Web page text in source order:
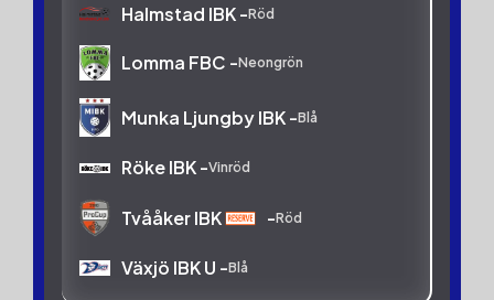
Halmstad IBK -Röd
Lomma FBC -Neongrön
Munka Ljungby IBK -Blå
Röke IBK -Vinröd
Tvååker IBK -Röd
Växjö IBK U -Blå